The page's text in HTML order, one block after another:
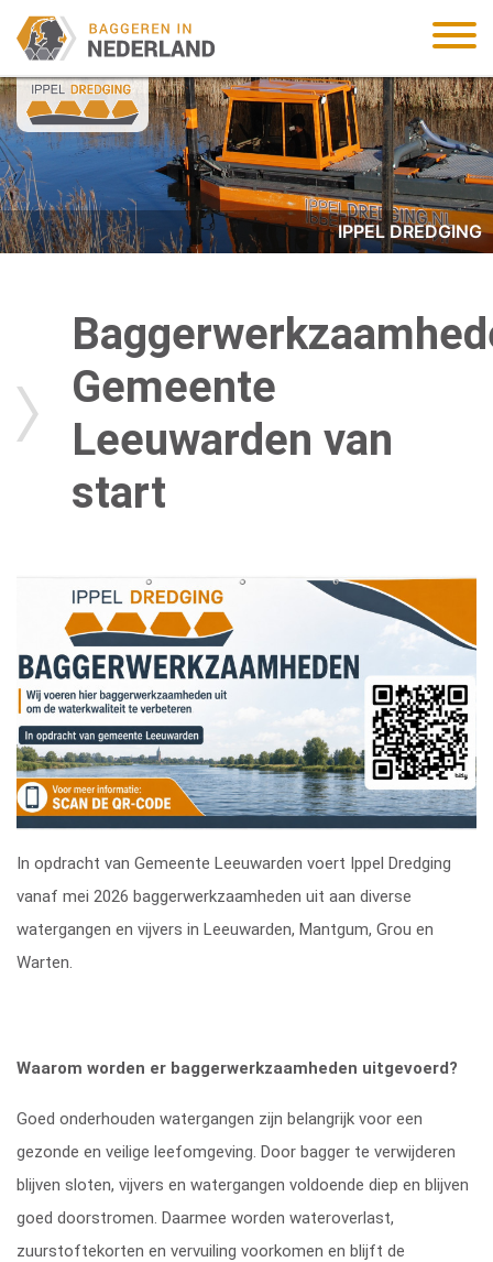
IPPEL DREDGING
Gemeente
Leeuwarden van
start
In opdracht van Gemeente Leeuwarden voert Ippel Dredging
vanaf mei 2026 baggerwerkzaamheden uit aan diverse
watergangen en vijvers in Leeuwarden, Mantgum, Grou en
Warten.
Waarom worden er baggerwerkzaamheden uitgevoerd?
Goed onderhouden watergangen zijn belangrijk voor een
gezonde en veilige leefomgeving. Door bagger te verwijderen
blijven sloten, vijvers en watergangen voldoende diep en blijven
goed doorstromen. Daarmee worden wateroverlast,
zuurstoftekorten en vervuiling voorkomen en blijft de